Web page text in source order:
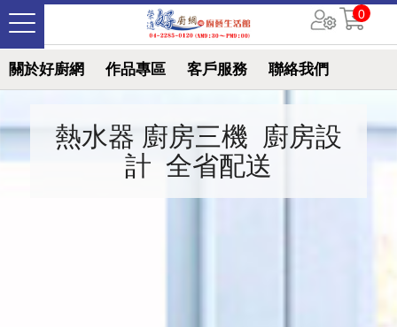
關於好廚網 作品專區 客戶服務 聯絡我們
0
熱水器 廚房三機
廚房設
計 全省配送